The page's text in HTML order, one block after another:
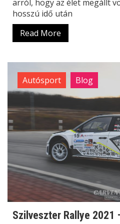
arról, hogy az élet megállt
hosszú idő után
Read More
Autósport Blog
Szilveszter Rallye 2021